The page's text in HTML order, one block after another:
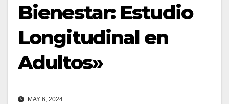
Bienestar: Estudio
Longitudinal en
Adultos»
MAY 6, 2024